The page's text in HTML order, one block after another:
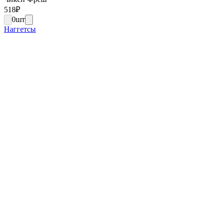
518₽
0шт
Наггетсы